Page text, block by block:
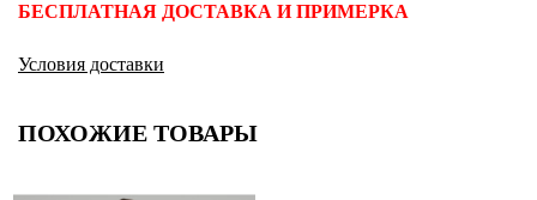
БЕСПЛАТНАЯ ДОСТАВКА И ПРИМЕРКА
Условия доставки
ПОХОЖИЕ ТОВАРЫ